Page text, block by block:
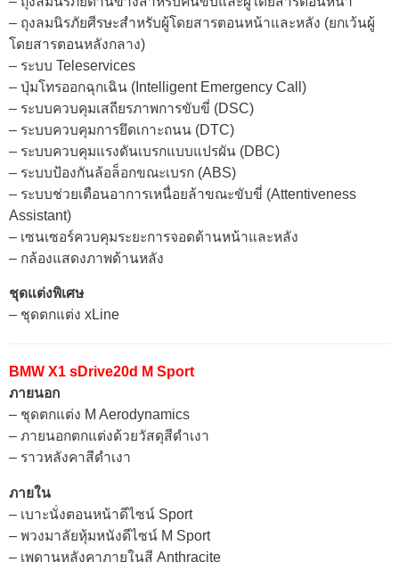
– ถุงลมนิรภัยศีรษะสำหรับผู้โดยสารตอนหน้าและหลัง (ยกเว้นผู้
โดยสารตอนหลังกลาง)
– ระบบ Teleservices
– ปุ่มโทรออกฉุกเฉิน (Intelligent Emergency Call)
– ระบบควบคุมเสถียรภาพการขับขี่ (DSC)
– ระบบควบคุมการยึดเกาะถนน (DTC)
– ระบบควบคุมแรงดันเบรกแบบแปรผัน (DBC)
– ระบบป้องกันล้อล็อกขณะเบรก (ABS)
– ระบบช่วยเตือนอาการเหนื่อยล้าขณะขับขี่ (Attentiveness
Assistant)
– เซนเซอร์ควบคุมระยะการจอดด้านหน้าและหลัง
– กล้องแสดงภาพด้านหลัง
ชุดแต่งพิเศษ
– ชุดตกแต่ง xLine
BMW X1 sDrive20d M Sport
ภายนอก
– ชุดตกแต่ง M Aerodynamics
– ภายนอกตกแต่งด้วยวัสดุสีดำเงา
– ราวหลังคาสีดำเงา
ภายใน
– เบาะนั่งตอนหน้าดีไซน์ Sport
– พวงมาลัยหุ้มหนังดีไซน์ M Sport
– เพดานหลังคาภายในสี Anthracite